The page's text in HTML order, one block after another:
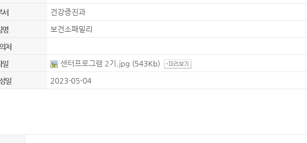
서
건강증진과
명 보건소패밀리
처
일
센터프로그램 2기.jpg (543Kb)
일 2023-05-04